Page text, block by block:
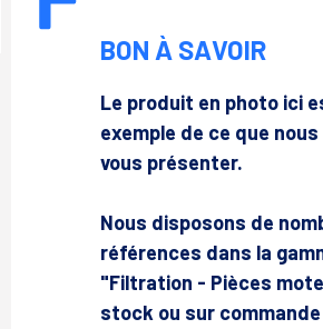
BON À SAVOIR
Le produit en photo ici
exemple de ce que
vous présenter.
Nous disposons de
références dans la
"Filtration - Pièces
stock ou sur